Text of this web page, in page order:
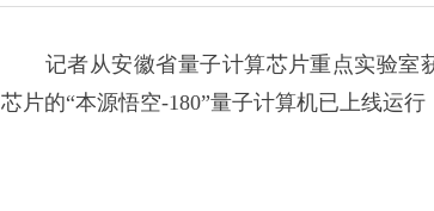
记者从安徽省量子计算芯片重点实验室
芯片的“本源悟空-180”量子计算机已上线运